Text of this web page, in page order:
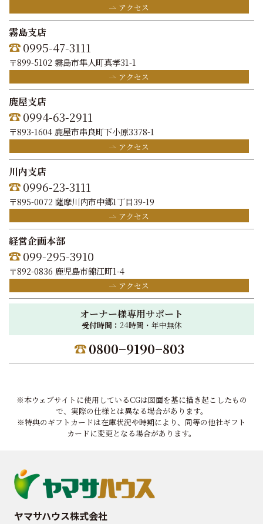
アクセス
霧島支店
0995-47-3111
〒899-5102 霧島市隼人町真孝31-1
アクセス
鹿屋支店
0994-63-2911
〒893-1604 鹿屋市串良町下小原3378-1
アクセス
川内支店
0996-23-3111
〒895-0072 薩摩川内市中郷1丁目39-19
アクセス
経営企画本部
099-295-3910
〒892-0836 鹿児島市錦江町1-4
アクセス
オーナー様専用サポート
受付時間： 24時間・年中無休
0800−9190−803
※本ウェブサイトに使用しているCGは図面を基に描き起こしたもの
で、実際の仕様とは異なる場合があります。
※特典のギフトカードは在庫状況や時期により、同等の他社ギフト
カードに変更となる場合があります。
ヤマサハウス株式会社